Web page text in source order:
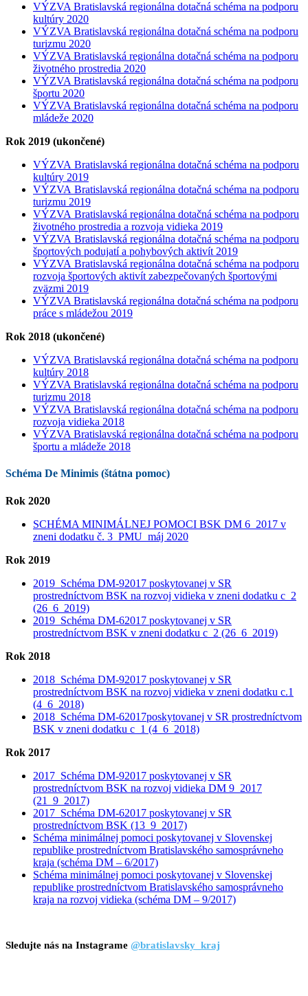
VÝZVA Bratislavská regionálna dotačná schéma na podporu
kultúry 2020
VÝZVA Bratislavská regionálna dotačná schéma na podporu
turizmu 2020
VÝZVA Bratislavská regionálna dotačná schéma na podporu
životného prostredia 2020
VÝZVA Bratislavská regionálna dotačná schéma na podporu
športu 2020
VÝZVA Bratislavská regionálna dotačná schéma na podporu
mládeže 2020
Rok 2019 (ukončené)
VÝZVA Bratislavská regionálna dotačná schéma na podporu
kultúry 2019
VÝZVA Bratislavská regionálna dotačná schéma na podporu
turizmu 2019
VÝZVA Bratislavská regionálna dotačná schéma na podporu
životného prostredia a rozvoja vidieka 2019
VÝZVA Bratislavská regionálna dotačná schéma na podporu
športových podujatí a pohybových aktivít 2019
VÝZVA Bratislavská regionálna dotačná schéma na podporu
rozvoja športových aktivít zabezpečovaných športovými
zväzmi 2019
VÝZVA Bratislavská regionálna dotačná schéma na podporu
práce s mládežou 2019
Rok 2018 (ukončené)
VÝZVA Bratislavská regionálna dotačná schéma na podporu
kultúry 2018
VÝZVA Bratislavská regionálna dotačná schéma na podporu
turizmu 2018
VÝZVA Bratislavská regionálna dotačná schéma na podporu
rozvoja vidieka 2018
VÝZVA Bratislavská regionálna dotačná schéma na podporu
športu a mládeže 2018
Schéma De Minimis (štátna pomoc)
Rok 2020
SCHÉMA MINIMÁLNEJ POMOCI BSK DM 6_2017 v
zneni dodatku č. 3_PMU_máj 2020
Rok 2019
2019_Schéma DM-92017 poskytovanej v SR
prostredníctvom BSK na rozvoj vidieka v zneni dodatku c_2
(26_6_2019)
2019_Schéma DM-62017 poskytovanej v SR
prostredníctvom BSK v zneni dodatku c_2 (26_6_2019)
Rok 2018
2018_Schéma DM-92017 poskytovanej v SR
prostredníctvom BSK na rozvoj vidieka v zneni dodatku c.1
(4_6_2018)
2018_Schéma DM-62017poskytovanej v SR prostredníctvom
BSK v zneni dodatku c_1 (4_6_2018)
Rok 2017
2017_Schéma DM-92017 poskytovanej v SR
prostredníctvom BSK na rozvoj vidieka DM 9_2017
(21_9_2017)
2017_Schéma DM-62017 poskytovanej v SR
prostredníctvom BSK (13_9_2017)
Schéma minimálnej pomoci poskytovanej v Slovenskej
republike prostredníctvom Bratislavského samosprávneho
kraja (schéma DM – 6/2017)
Schéma minimálnej pomoci poskytovanej v Slovenskej
republike prostredníctvom Bratislavského samosprávneho
kraja na rozvoj vidieka (schéma DM – 9/2017)
Sledujte nás na Instagrame @bratislavsky_kraj